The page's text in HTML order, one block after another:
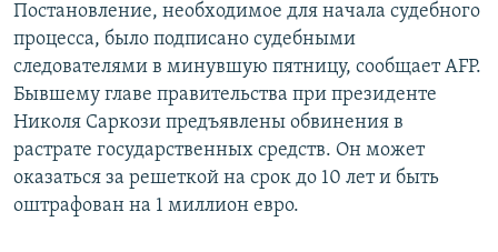
Постановление, необходимое для начала судебного
процесса, было подписано судебными
следователями в минувшую пятницу, сообщает AFP.
Бывшему главе правительства при президенте
Николя Саркози предъявлены обвинения в
растрате государственных средств. Он может
оказаться за решеткой на срок до 10 лет и быть
оштрафован на 1 миллион евро.